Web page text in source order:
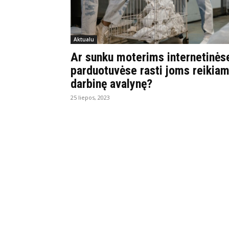
Aktualu
Ar sunku moterims
parduotuvėse rasti joms
darbinę avalynę?
25 liepos, 2023